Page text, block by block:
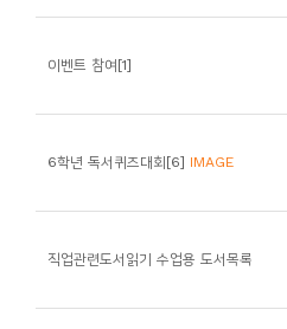
이벤트 참여[1]
6학년 독서퀴즈대회[6] IMAGE
직업관련도서읽기 수업용 도서목록